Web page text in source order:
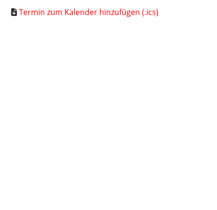
Termin zum Kalender hinzufügen (.ics)